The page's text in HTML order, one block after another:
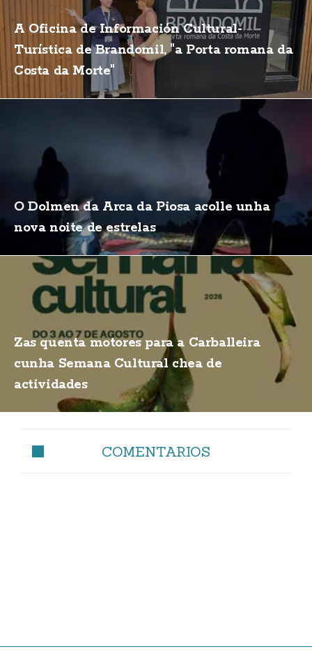
A Oficina de Información Cultural-
Turística de Brandomil, "a Porta romana da
Costa da Morte"
O Dolmen da Arca da Piosa acolle unha
nova noite de estrelas
Zas quenta motores para a Carballeira
cunha Semana Cultural chea de
actividades
COMENTARIOS